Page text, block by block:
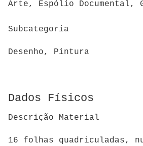
Arte, Espólio Documental,
Subcategoria
Desenho, Pintura
Dados Físicos
Descrição Material
16 folhas quadriculadas,